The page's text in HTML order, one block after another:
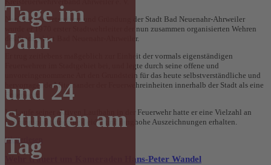
Tage im
Jahr
und 24
Stunden am
Tag
Nach der Gebietsreform und Gründung der Stadt Bad Neuenahr-Ahrweiler
wurde er 1970 erster Stadtwehrleiter der nun zusammen organisierten Wehren
des Stadtgebiet Bad Neuenahr-Ahrweiler.
Er trug zeitlebens maßgeblich zur Einheit der vormals eigenständigen
Feuerwehren im Stadtgebiet bei, und legte durch seine offene und
unvoreingenommene Art den Grundstein für das heute selbstverständliche und
hervorragende Miteinander der Feuerwehreinheiten innerhalb der Stadt als eine
Feuerwehr.
Im Laufe seiner aktiven Laufbahn in der Feuerwehr hatte er eine Vielzahl an
Führungspositionen bekleidet und ranghohe Auszeichnungen erhalten.
Weiterlesen
Wehr trauert um Kameraden Hans-Peter Wandel